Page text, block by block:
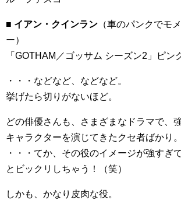
■ イアン・クインラン （車のパンクでモ
ー）
「GOTHAM／ゴッサム シーズン2」ピン
・・・などなど、などなど。
挙げたら切りがないほど。
どの俳優さんも、さまざまなドラマで、
キャラクターを演じてきたクセ者ばかり。
・・・てか、その役のイメージが強すぎ
とビックリしちゃう！（笑）
しかも、かなり皮肉な役。